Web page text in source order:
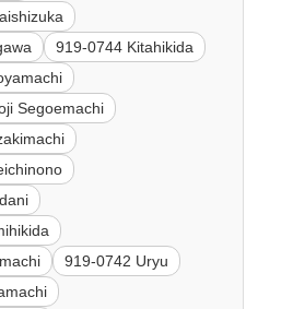
919-0744 Kitahikida
Segoemachi
919-0742 Uryu